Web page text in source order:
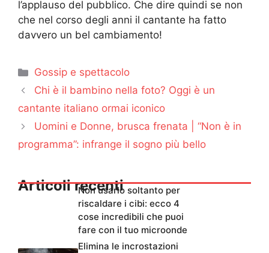
l’applauso del pubblico. Che dire quindi se non
che nel corso degli anni il cantante ha fatto
davvero un bel cambiamento!
Categorie
Gossip e spettacolo
Chi è il bambino nella foto? Oggi è un
cantante italiano ormai iconico
Uomini e Donne, brusca frenata | “Non è in
programma”: infrange il sogno più bello
Articoli recentiNon usarlo soltanto per
riscaldare i cibi: ecco 4
cose incredibili che puoi
fare con il tuo microonde
Elimina le incrostazioni